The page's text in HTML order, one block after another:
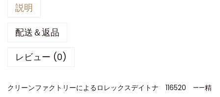
説明
配送＆返品
レビュー (0)
クリーンファクトリーによるロレックスデイトナ 116520 ——精